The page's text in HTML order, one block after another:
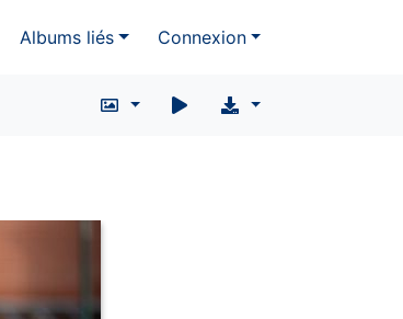
Albums liés Connexion